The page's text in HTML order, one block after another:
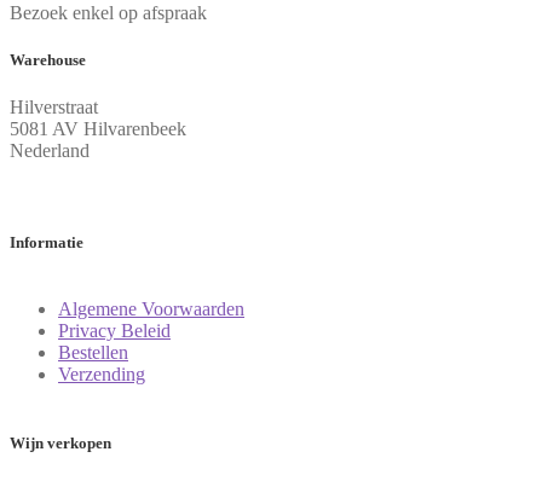
Bezoek enkel op afspraak
Warehouse
Hilverstraat
5081 AV Hilvarenbeek
Nederland
Informatie
Algemene Voorwaarden
Privacy Beleid
Bestellen
Verzending
Wijn verkopen